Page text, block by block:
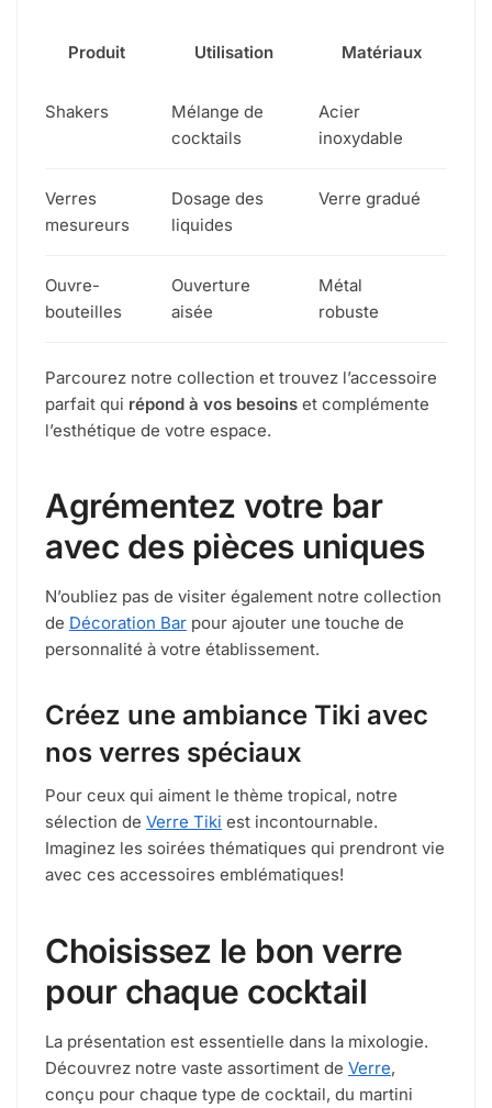
Produit Utilisation Matériaux
Shakers
Mélange de
cocktails
Acier
inoxydable
Verres
mesureurs
Dosage des
liquides
Verre gradué
Ouvre-
bouteilles
Ouverture
aisée
Métal
robuste
Parcourez notre collection et trouvez l’accessoire
parfait qui répond à vos besoins et complémente
l’esthétique de votre espace.
Agrémentez votre bar
avec des pièces uniques
N’oubliez pas de visiter également notre collection
de Décoration Bar pour ajouter une touche de
personnalité à votre établissement.
Créez une ambiance Tiki avec
nos verres spéciaux
Pour ceux qui aiment le thème tropical, notre
sélection de Verre Tiki est incontournable.
Imaginez les soirées thématiques qui prendront vie
avec ces accessoires emblématiques!
Choisissez le bon verre
pour chaque cocktail
La présentation est essentielle dans la mixologie.
Découvrez notre vaste assortiment de Verre,
conçu pour chaque type de cocktail, du martini